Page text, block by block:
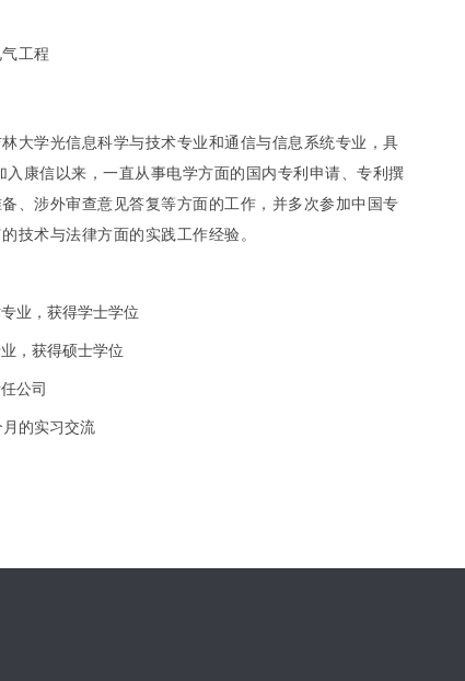
工程
大学光信息科学与技术专业和通信与信息系统专业，具
康信以来，一直从事电学方面的国内专利申请、专利撰
、涉外审查意见答复等方面的工作，并多次参加中国专
技术与法律方面的实践工作经验。
业，获得学士学位
，获得硕士学位
公司
的实习交流